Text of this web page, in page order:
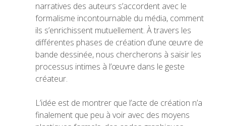
narratives des auteurs s’accordent avec le
formalisme incontournable du média, comment
ils s’enrichissent mutuellement. À travers les
différentes phases de création d’une œuvre de
bande dessinée, nous chercherons à saisir les
processus intimes à l’œuvre dans le geste
créateur.
L’idée est de montrer que l’acte de création n’a
finalement que peu à voir avec des moyens